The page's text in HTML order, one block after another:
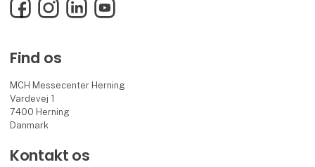
FacebookInstagramLinkedInYouTube
Find os
MCH Messecenter Herning
Vardevej 1
7400 Herning
Danmark
Kontakt os